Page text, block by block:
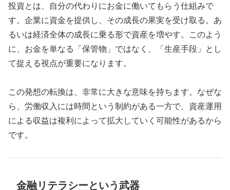
投資とは、自分の代わりにお金に働いてもらう仕組みで
す。企業に資金を提供し、その成長の果実を受け取る。あ
るいは経済全体の成長に乗る形で資産を増やす。このよう
に、お金を単なる「保管物」ではなく、「生産手段」とし
て捉える視点が重要になります。
この発想の転換は、非常に大きな意味を持ちます。なぜな
ら、労働収入には時間という制約がある一方で、資産運用
による収益は複利によって拡大していく可能性があるから
です。
金融リテラシーという武器